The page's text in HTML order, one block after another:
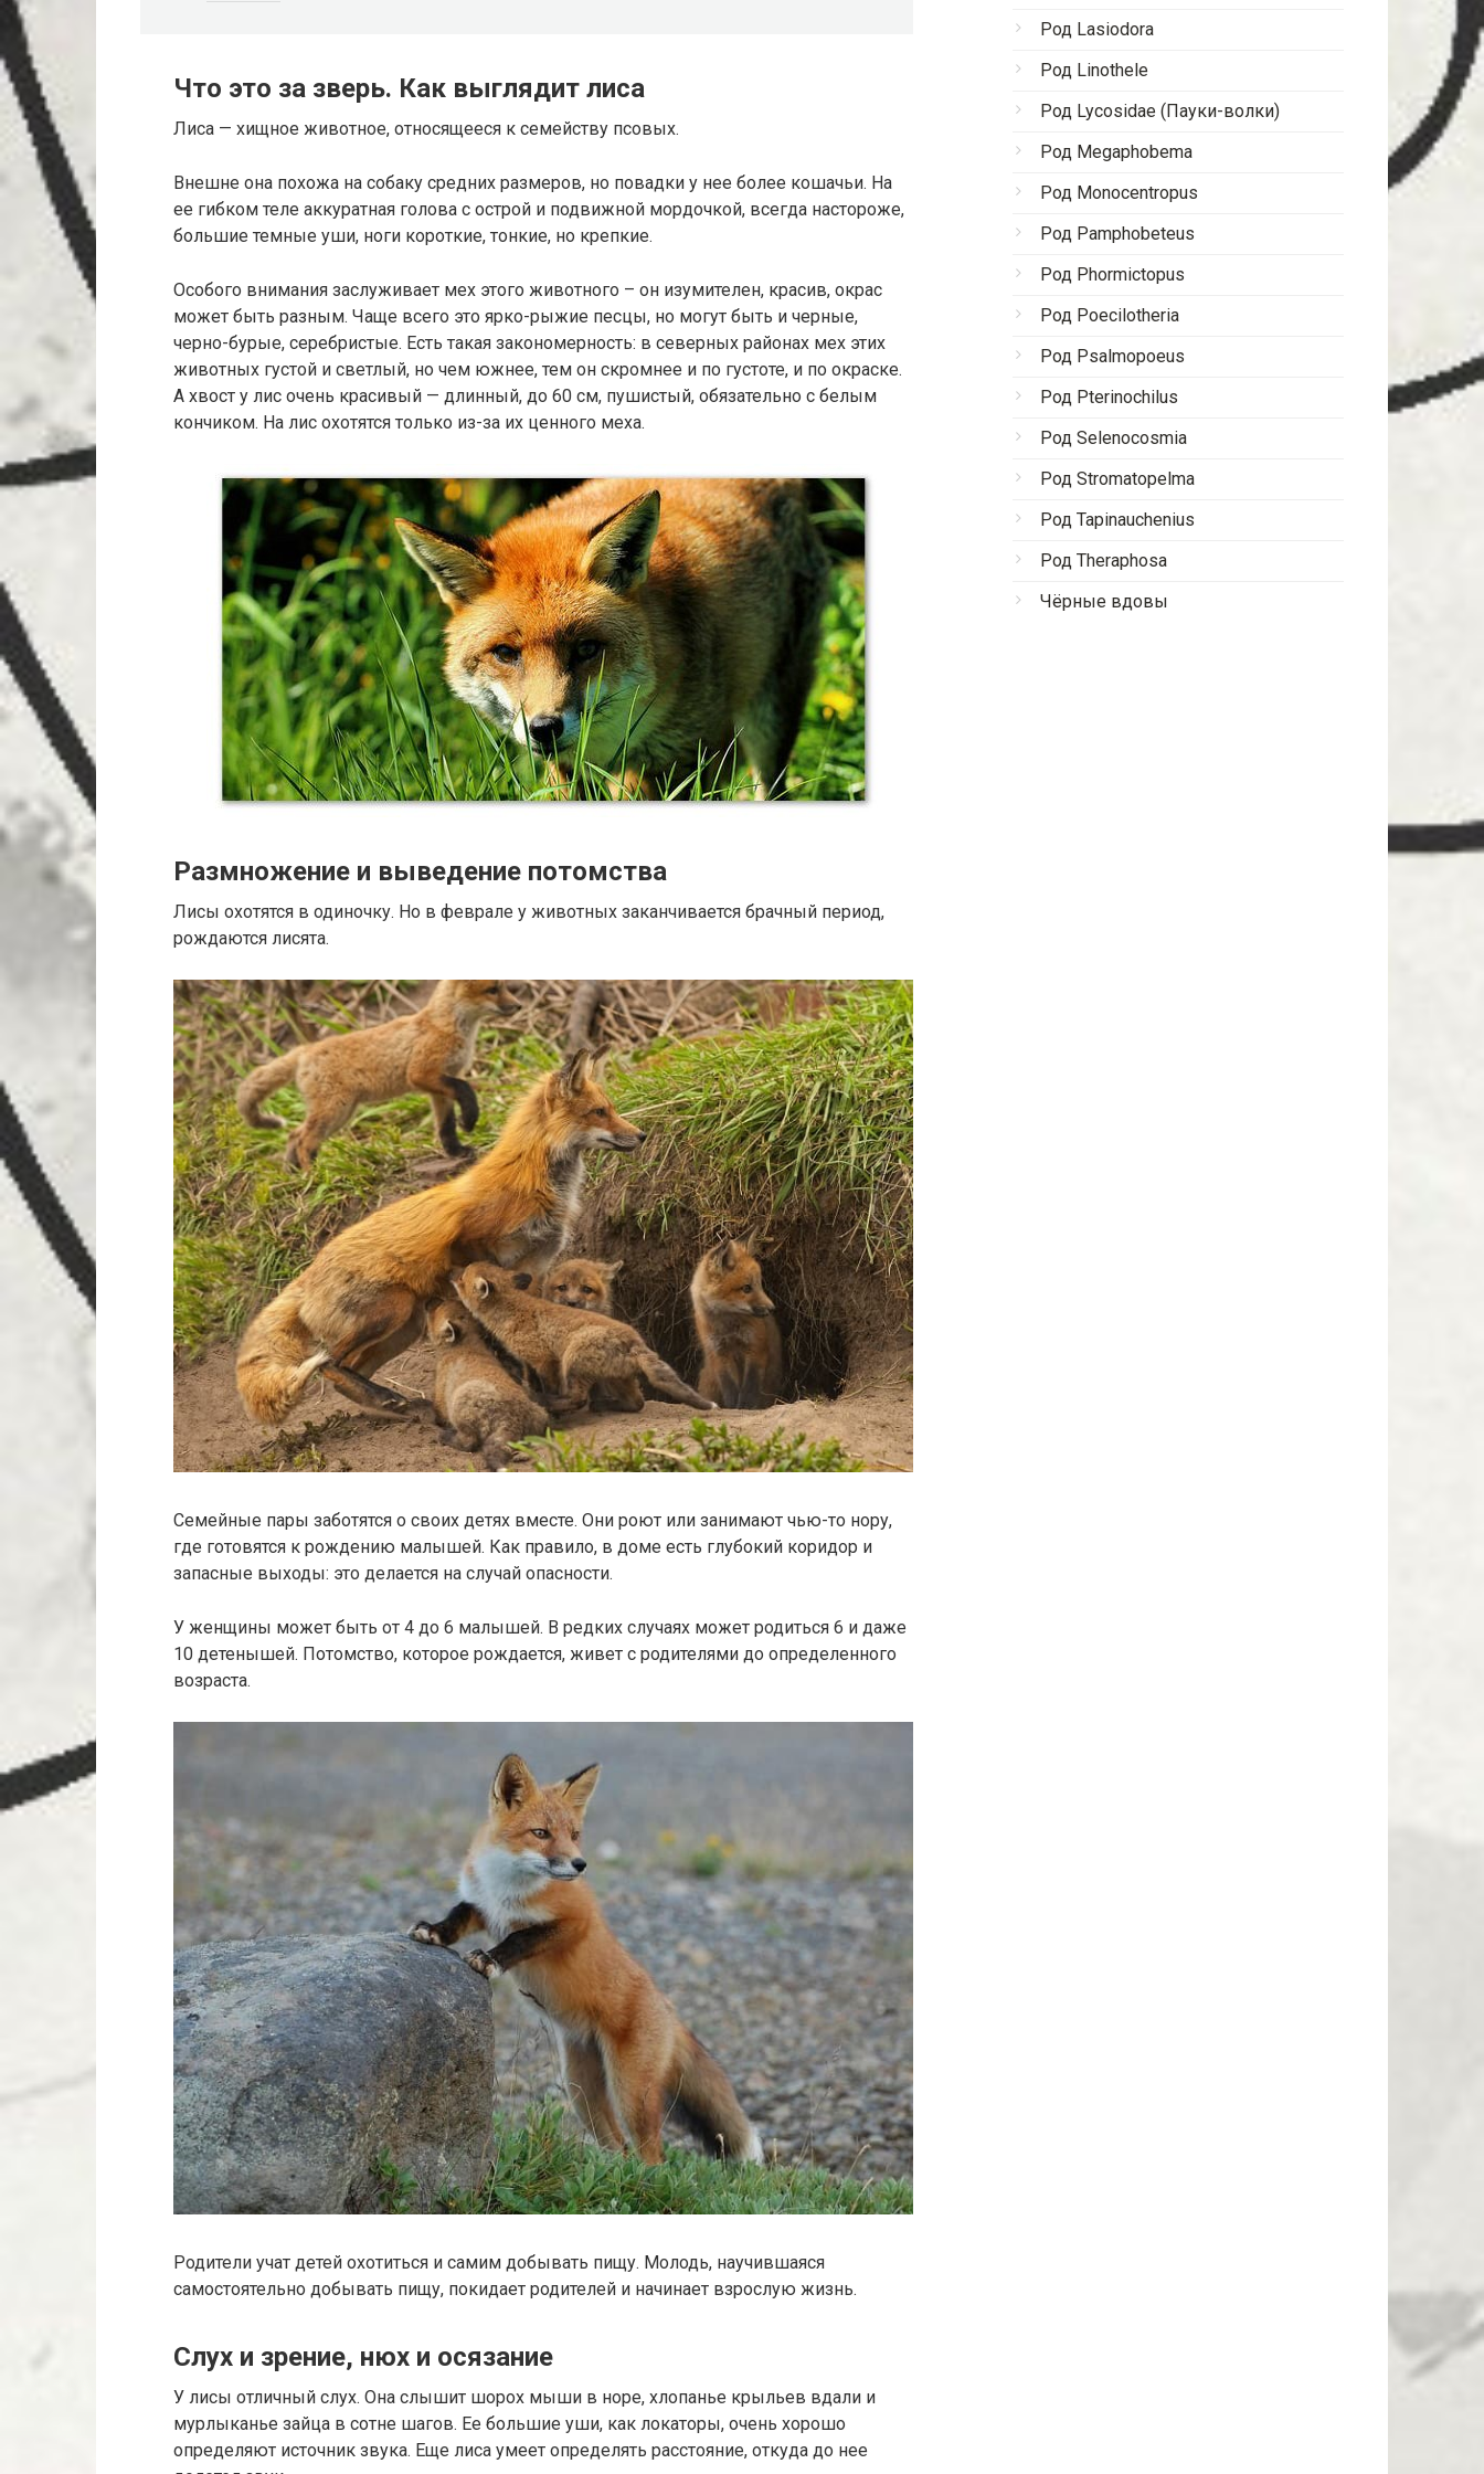
Что это за зверь. Как выглядит лиса
Лиса — хищное животное, относящееся к семейству псовых.
Внешне она похожа на собаку средних размеров, но повадки у нее более кошачьи. На
ее гибком теле аккуратная голова с острой и подвижной мордочкой, всегда настороже,
большие темные уши, ноги короткие, тонкие, но крепкие.
Особого внимания заслуживает мех этого животного – он изумителен, красив, окрас
может быть разным. Чаще всего это ярко-рыжие песцы, но могут быть и черные,
черно-бурые, серебристые. Есть такая закономерность: в северных районах мех этих
животных густой и светлый, но чем южнее, тем он скромнее и по густоте, и по окраске.
А хвост у лис очень красивый — длинный, до 60 см, пушистый, обязательно с белым
кончиком. На лис охотятся только из-за их ценного меха.
Размножение и выведение потомства
Лисы охотятся в одиночку. Но в феврале у животных заканчивается брачный период,
рождаются лисята.
Семейные пары заботятся о своих детях вместе. Они роют или занимают чью-то нору,
где готовятся к рождению малышей. Как правило, в доме есть глубокий коридор и
запасные выходы: это делается на случай опасности.
У женщины может быть от 4 до 6 малышей. В редких случаях может родиться 6 и даже
10 детенышей. Потомство, которое рождается, живет с родителями до определенного
возраста.
Родители учат детей охотиться и самим добывать пищу. Молодь, научившаяся
самостоятельно добывать пищу, покидает родителей и начинает взрослую жизнь.
Слух и зрение, нюх и осязание
У лисы отличный слух. Она слышит шорох мыши в норе, хлопанье крыльев вдали и
мурлыканье зайца в сотне шагов. Ее большие уши, как локаторы, очень хорошо
определяют источник звука. Еще лиса умеет определять расстояние, откуда до нее
Род Lasiodora
Род Linothele
Род Lycosidae (Пауки-волки)
Род Megaphobema
Род Monocentropus
Род Pamphobeteus
Род Phormictopus
Род Poecilotheria
Род Psalmopoeus
Род Pterinochilus
Род Selenocosmia
Род Stromatopelma
Род Tapinauchenius
Род Theraphosa
Чёрные вдовы